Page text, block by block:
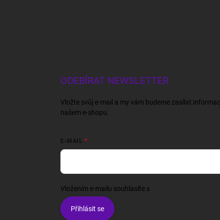
ODEBÍRAT NEWSLETTER
Vložte svůj e-mail a my vám budeme zasílat
našem e-shopu.
E-MAIL
Vložením e-mailu souhlasíte s
Přihlásit se